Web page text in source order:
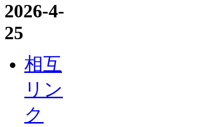
2026-4-
25
相互
リン
ク